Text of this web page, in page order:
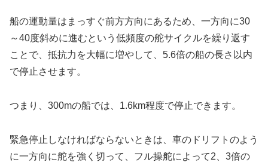
船の運動量はまっすぐ前方方向にあるため、一方向に30
～40度斜めに進むという低頻度の舵サイクルを繰り返す
ことで、抵抗力を大幅に増やして、5.6倍の船の長さ以内
で停止させます。
つまり、300mの船では、1.6km程度で停止できます。
緊急停止しなければならないときは、車のドリフトのよう
に一方向に舵を強く切って、フル操舵によって2、3倍の